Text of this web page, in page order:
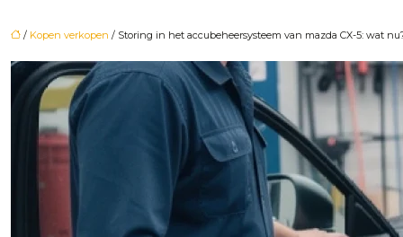
/ Kopen verkopen / Storing in het accubeheersysteem van mazda CX-5: wat